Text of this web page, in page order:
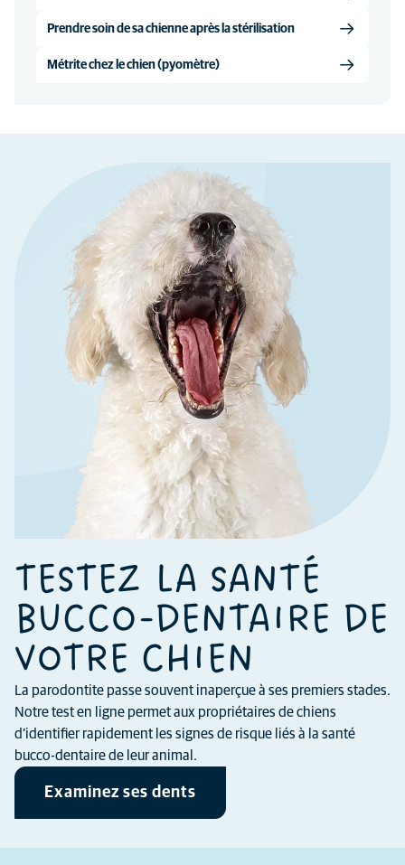
Prendre soin de sa chienne après la stérilisation
Métrite chez le chien (pyomètre)
TESTEZ LA SANTÉ
BUCCO-DENTAIRE DE
VOTRE CHIEN
La parodontite passe souvent inaperçue à ses premiers stades.
Notre test en ligne permet aux propriétaires de chiens
d’identifier rapidement les signes de risque liés à la santé
bucco-dentaire de leur animal.
Examinez ses dents